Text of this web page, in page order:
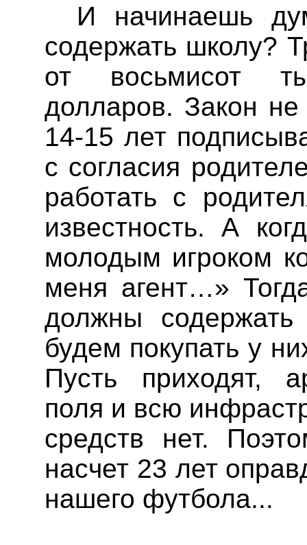
И начинаешь
содержать школу?
от восьмисот
долларов. Закон не
14-15 лет
с согласия
работать с
известность. А
молодым игроком
меня агент…»
должны содержать
будем покупать у
Пусть приходят,
поля и всю
средств нет.
насчет 23 лет
нашего футбола...